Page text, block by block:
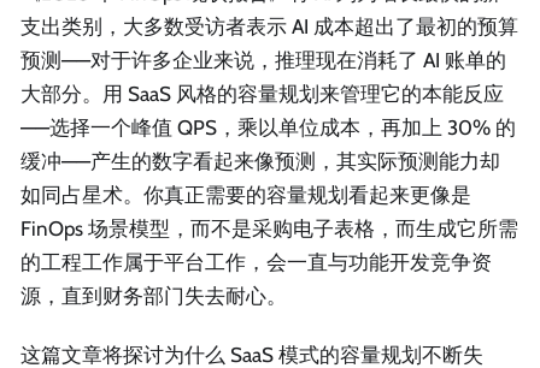
支出类别，大多数受访者表示 AI 成本超出了最初的预算
预测——对于许多企业来说，推理现在消耗了 AI 账单的
大部分。用 SaaS 风格的容量规划来管理它的本能反应
——选择一个峰值 QPS，乘以单位成本，再加上 30% 的
缓冲——产生的数字看起来像预测，其实际预测能力却
如同占星术。你真正需要的容量规划看起来更像是
FinOps 场景模型，而不是采购电子表格，而生成它所需
的工程工作属于平台工作，会一直与功能开发竞争资
源，直到财务部门失去耐心。
这篇文章将探讨为什么 SaaS 模式的容量规划不断失